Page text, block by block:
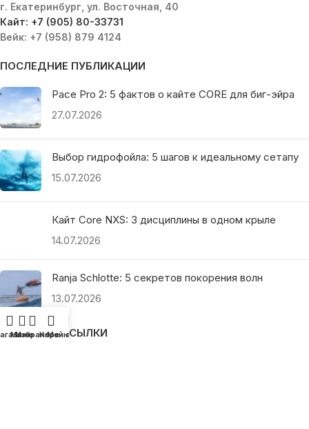
г. Екатеринбург, ул. Восточная, 40
Кайт: +7 (905) 80-33731
Вейк: +7 (958) 879 4124
ПОСЛЕДНИЕ ПУБЛИКАЦИИ
Pace Pro 2: 5 фактов о кайте CORE для биг-эйра
27.07.2026
Выбор гидрофойла: 5 шагов к идеальному сетапу
15.07.2026
Кайт Core NXS: 3 дисциплины в одном крыле
14.07.2026
Ranja Schlotte: 5 секретов покорения волн
13.07.2026
ПОЛЕЗНЫЕ ССЫЛКИ
Меню
Избранное
Корзина
Мой аккаунт